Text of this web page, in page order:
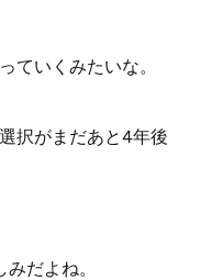
ていくみたいな。
択がまだあと4年後
だよね。